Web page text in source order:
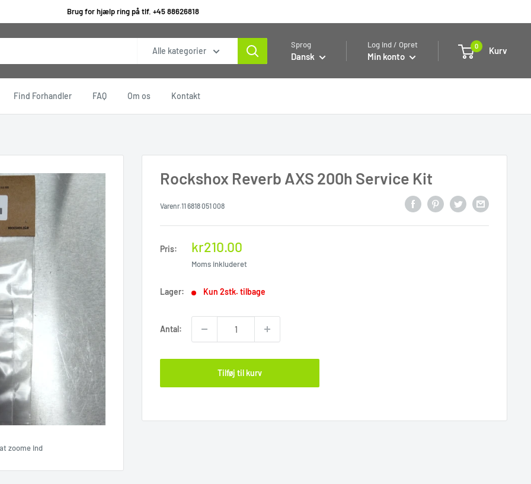
Brug for hjælp ring på tlf. +45 88626818
Alle kategorier
Sprog
Dansk
Log ind / Opret
Min konto
0 Kurv
Find Forhandler FAQ Om os Kontakt
zoome ind
Rockshox Reverb AXS 200h Service Kit
Varenr.11 6818 051 008
Pris:
Rabat
pris
kr210.00
Moms inkluderet
Lager: Kun 2stk. tilbage
Antal:
Tilføj til kurv